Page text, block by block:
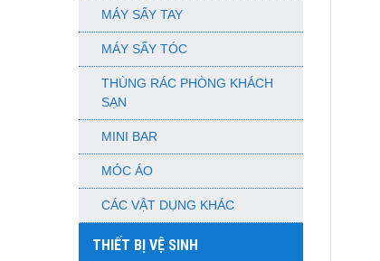
MÁY SẤY TAY
MÁY SẤY TÓC
THÙNG RÁC PHÒNG KHÁCH
SẠN
MINI BAR
MÓC ÁO
CÁC VẬT DỤNG KHÁC
THIẾT BỊ VỆ SINH